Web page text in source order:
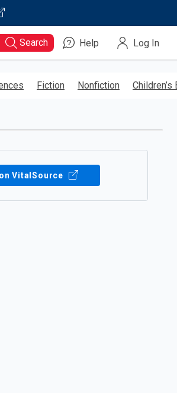
Search Help Log In
Fiction Nonfiction Children’s
VitalSource